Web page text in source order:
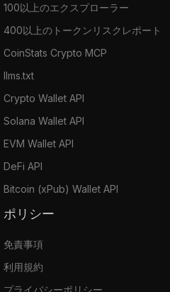
100以上のエクスプローラー
400以上のトークンリスクレポート
CoinStats Crypto MCP
llms.txt
Crypto Wallet API
Solana Wallet API
EVM Wallet API
DeFi API
Bitcoin (xPub) Wallet API
ポリシー
免責事項
利用規約
プライバシーポリシー